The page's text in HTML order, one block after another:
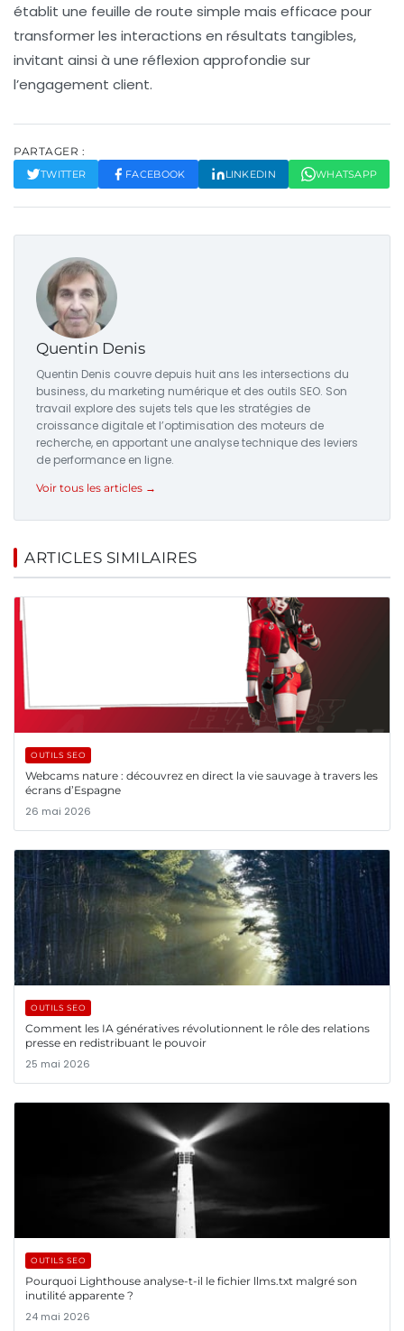
établit une feuille de route simple mais efficace pour
transformer les interactions en résultats tangibles,
invitant ainsi à une réflexion approfondie sur
l’engagement client.
PARTAGER :
TWITTER FACEBOOK LINKEDIN WHATSAPP
Quentin Denis
Quentin Denis couvre depuis huit ans les intersections du
business, du marketing numérique et des outils SEO. Son
travail explore des sujets tels que les stratégies de
croissance digitale et l’optimisation des moteurs de
recherche, en apportant une analyse technique des leviers
de performance en ligne.
Voir tous les articles →
ARTICLES SIMILAIRES
OUTILS SEO
Webcams nature : découvrez en direct la vie sauvage à travers les
écrans d’Espagne
26 mai 2026
OUTILS SEO
Comment les IA génératives révolutionnent le rôle des relations
presse en redistribuant le pouvoir
25 mai 2026
OUTILS SEO
Pourquoi Lighthouse analyse-t-il le fichier llms.txt malgré son
inutilité apparente ?
24 mai 2026